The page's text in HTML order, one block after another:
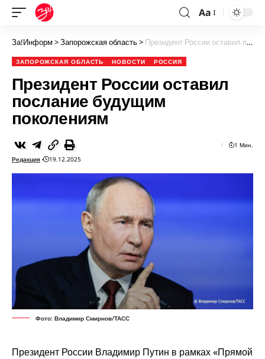
Aa
За!Информ >Запорожская область> Президент России оставил послание будущим поколениям
ЗАПОРОЖСКАЯ ОБЛАСТЬ НОВОСТИ РОССИЯ
Президент России оставил
послание будущим
поколениям
Редакция 19.12.2025
1 Мин.
Фото: Владимир Смирнов/ТАСС
Президент России Владимир Путин в рамках «Прямой